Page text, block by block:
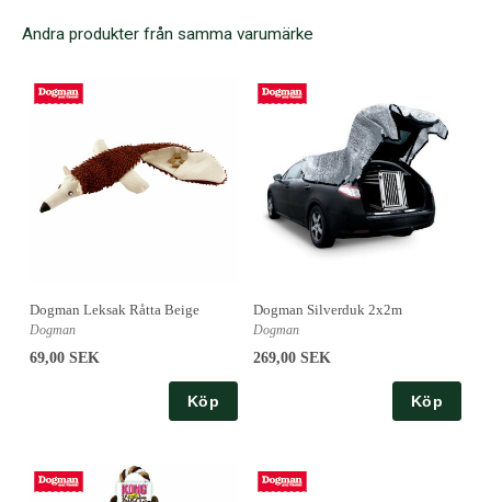
Andra produkter från samma varumärke
Dogman Leksak Råtta Beige
Dogman
69,00 SEK
Köp
Dogman Silverduk 2x2m
Dogman
269,00 SEK
Köp